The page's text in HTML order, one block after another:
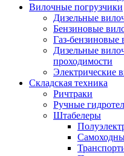
Вилочные погрузчики
Дизельные
Бензиновые
Газ-бензиновые
Дизельные
проходимости
Электрические
Складская техника
Ричтраки
Ручные
Штабелеры